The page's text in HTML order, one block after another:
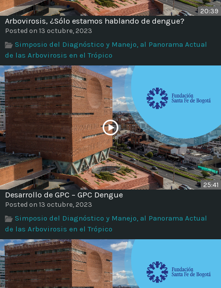
20:39
Arbovirosis, ¿Sólo estamos hablando de dengue?
Posted on 13 octubre, 2023
Simposio del Diagnóstico y Manejo, al Panorama Actual
de las Arbovirosis en el Trópico
25:41
Desarrollo de GPC – GPC Dengue
Posted on 13 octubre, 2023
Simposio del Diagnóstico y Manejo, al Panorama Actual
de las Arbovirosis en el Trópico